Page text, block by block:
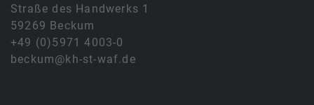
Straße des Handwerks 1
59269 Beckum
+49 (0)5971 4003-0
beckum@kh-st-waf.de